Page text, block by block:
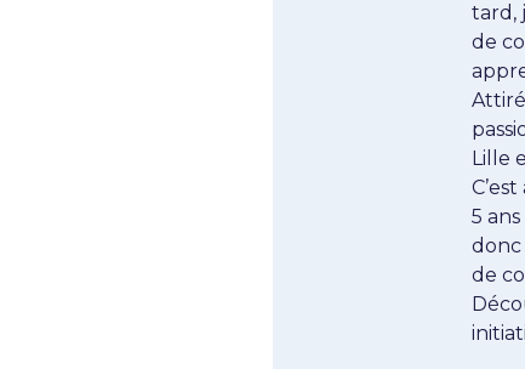
tard,
de
Lille
5
donc
de